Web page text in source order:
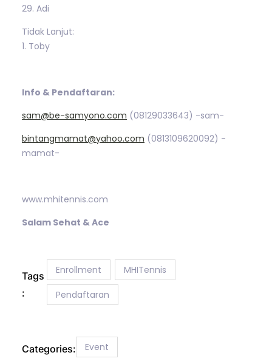
29. Adi
Tidak Lanjut:
1. Toby
Info & Pendaftaran:
sam@be-samyono.com (08129033643) -sam-
bintangmamat@yahoo.com (0813109620092) -
mamat-
www.mhitennis.com
Salam Sehat & Ace
Tags
:
Enrollment MHITennis
Pendaftaran
Categories: Event